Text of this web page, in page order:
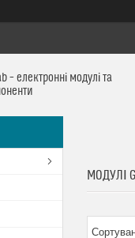
– електронні модулі та
МОДУЛІ